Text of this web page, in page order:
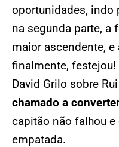
oportunidades, indo
na segunda parte, a
maior ascendente,
finalmente, festejou!
David Grilo sobre
chamado a
capitão não falhou
empatada.